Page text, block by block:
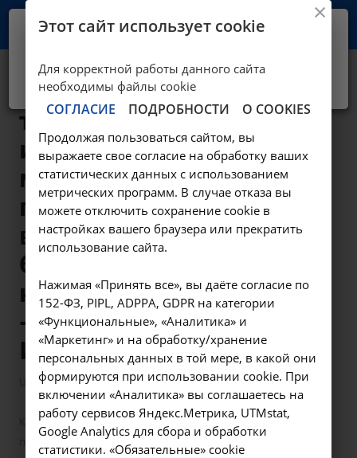
Компьютерная
томография почек
и верхних
мочевыводящих
путей с
внутривенным
болюсным
контрастированием
- A06.28.009.001 в
Иркутске
Цены в Иркутске — Компьютерная томография в Иркутске
Компьютерная томография почек и верхних мочевыводящих
путей с внутривенным болюсным контрастированием -
Ваш город -Иркутск?
Да, верно Нет, выбрать другой
Этот сайт использует cookie
Для корректной работы данного сайта
необходимы файлы cookie
СОГЛАСИЕ ПОДРОБНОСТИ О COOKIES
Продолжая пользоваться сайтом, вы
выражаете свое согласие на обработку ваших
статистических данных с использованием
метрических программ. В случае отказа вы
можете отключить сохранение cookie в
настройках вашего браузера или прекратить
использование сайта.
Нажимая «Принять все», вы даёте согласие по
152-ФЗ, PIPL, ADPPA, GDPR на категории
«Функциональные», «Аналитика» и
«Маркетинг» и на обработку/хранение
персональных данных в той мере, в какой они
формируются при использовании cookie. При
включении «Аналитика» вы соглашаетесь на
работу сервисов Яндекс.Метрика, UTMstat,
Google Analytics для сбора и обработки
статистики. «Обязательные» cookie